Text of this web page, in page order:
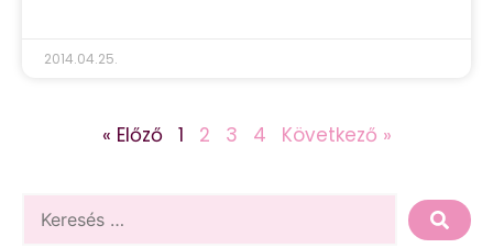
2014.04.25.
« Előző 1 2 3 4 Következő »